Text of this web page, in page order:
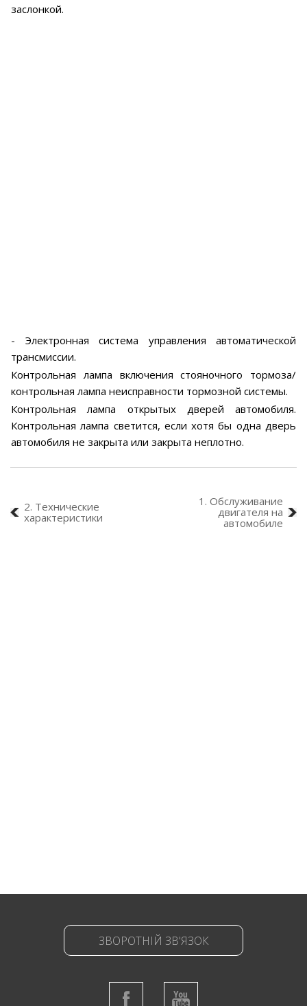
заслонкой.
- Электронная система управления автоматической
трансмиссии.
Контрольная лампа включения стояночного тормоза/
контрольная лампа неисправности тормозной системы.
Контрольная лампа открытых дверей автомобиля.
Контрольная лампа светится, если хотя бы одна дверь
автомобиля не закрыта или закрыта неплотно.
2. Технические
характеристики
1. Обслуживание
двигателя на
автомобиле
ЗВОРОТНІЙ ЗВ'ЯЗОК